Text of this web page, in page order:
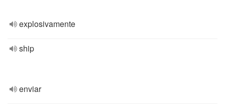
explosivamente
ship
enviar